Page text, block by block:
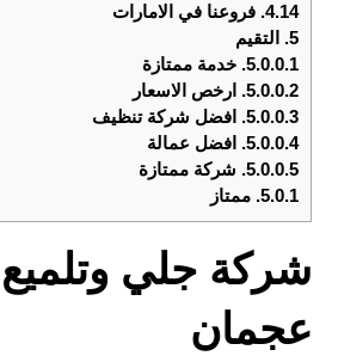
4.14. فروعنا في الامارات
5.
التقيم
5.0.0.1. خدمة ممتازة
5.0.0.2.
ارخص الاسعار
5.0.0.3.
افضل شركة تنظيف
5.0.0.4.
افضل عمالة
5.0.0.5. شركة ممتازة
5.0.1. ممتاز
شركة جلي
عجمان